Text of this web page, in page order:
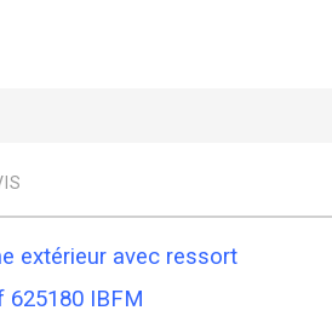
extérieur avec ressort
625180 IBFM